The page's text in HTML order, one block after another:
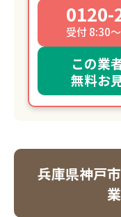
0120-
受付 8:30
この業
無料お
兵庫県神戸